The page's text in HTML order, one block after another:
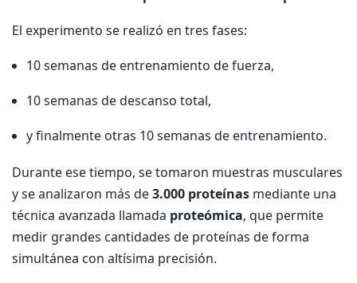
El experimento se realizó en tres fases:
10 semanas de entrenamiento de fuerza,
10 semanas de descanso total,
y finalmente otras 10 semanas de entrenamiento.
Durante ese tiempo, se tomaron muestras musculares
y se analizaron más de3.000 proteínas mediante una
técnica avanzada llamada proteómica, que permite
medir grandes cantidades de proteínas de forma
simultánea con altísima precisión.